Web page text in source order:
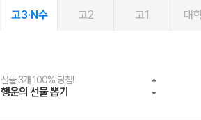
고3·N수 고2 고1 대
선물 3개 100% 당첨!
행운의 선물 뽑기
선물 100% 증정!
메가스터디 X 올리브
여름방학 스터디 캐시백
메가런 썸머스쿨
2027 러셀 단과
강사 공개선발
스마트러닝앱
설문 EVENT
메가패스
3일 무료 체험권
메가패스 수강생 무료혜택!
메가클럽 멤버십
사회공헌 캠페인
희망이룸 메가나눔